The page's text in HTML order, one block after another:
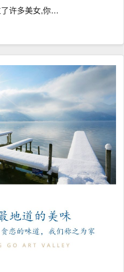
了许多美女,你…